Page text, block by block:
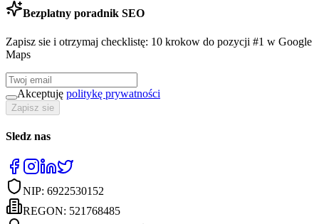
Bezplatny poradnik SEO
Zapisz sie i otrzymaj checklistę: 10 krokow do pozycji #1 w Google
Maps
Akceptuję politykę prywatności
Zapisz sie
Sledz nas
NIP: 6922530152
REGON: 521768485